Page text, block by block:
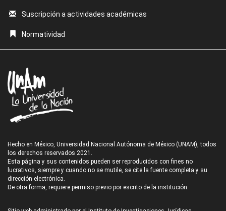
Suscripción a actividades académicas
Normatividad
Hecho en México, Universidad Nacional Autónoma de México (UNAM), todos
los derechos reservados 2021.
Esta página y sus contenidos pueden ser reproducidos con fines no
lucrativos, siempre y cuando no se mutile, se cite la fuente completa y su
dirección electrónica.
De otra forma, requiere permiso previo por escrito de la institución.